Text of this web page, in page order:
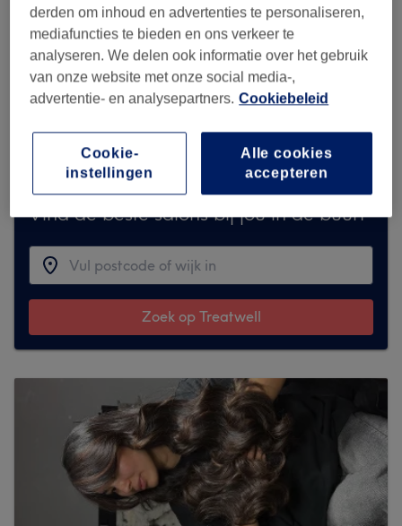
Sorry, deze locatie is tijdelijk niet
beschikbaar op Treatwell.
Om het je gemakkelijk te maken, hebben we
soortgelijke gevonden waarvan we denken
dat je ze leuk zult vinden
Vind de beste salons bij jou in de buurt
Zoek op Treatwell
derden om inhoud en advertenties te personaliseren,
mediafuncties te bieden en ons verkeer te
analyseren. We delen ook informatie over het gebruik
van onze website met onze social media-,
advertentie- en analysepartners. Cookiebeleid
Alle cookies
accepteren
Cookie-
instellingen